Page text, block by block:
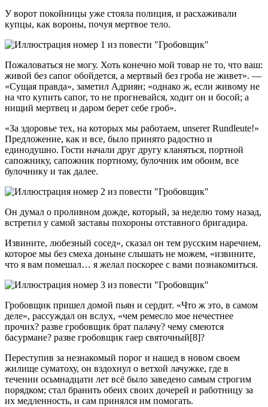
У ворот покойницы уже стояла полиция, и расхаживали
купцы, как вороны, почуя мертвое тело.
Пожаловаться не могу. Хоть конечно мой товар не то, что ваш:
живой без сапог обойдется, а мертвый без гроба не живет». —
«Сущая правда», заметил Адриян; «однако ж, если живому не
на что купить сапог, то не прогневайся, ходит он и босой; а
нищий мертвец и даром берет себе гроб».
«За здоровье тех, на которых мы работаем, unserer Rundleute!»
Предложение, как и все, было принято радостно и
единодушно. Гости начали друг другу кланяться, портной
сапожнику, сапожник портному, булочник им обоим, все
булочнику и так далее.
Он думал о проливном дожде, который, за неделю тому назад,
встретил у самой заставы похороны отставного бригадира.
Извините, любезный сосед», сказал он тем русским наречием,
которое мы без смеха доныне слышать не можем, «извините,
что я вам помешал… я желал поскорее с вами познакомиться.
Гробовщик пришел домой пьян и сердит. «Что ж это, в самом
деле», рассуждал он вслух, «чем ремесло мое нечестнее
прочих? разве гробовщик брат палачу? чему смеются
басурмане? разве гробовщик гаер святочный[8]?
Переступив за незнакомый порог и нашед в новом своем
жилище суматоху, он вздохнул о ветхой лачужке, где в
течении осьмнадцати лет всё было заведено самым строгим
порядком; стал бранить обеих своих дочерей и работницу за
их медленность, и сам принялся им помогать.